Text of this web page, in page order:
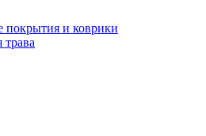
покрытия и коврики
трава